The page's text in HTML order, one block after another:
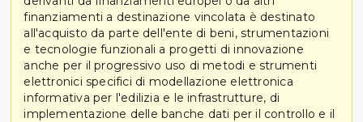
finanziamenti a destinazione vincolata è destinato
all'acquisto da parte dell'ente di beni, strumentazioni
e tecnologie funzionali a progetti di innovazione
anche per il progressivo uso di metodi e strumenti
elettronici specifici di modellazione elettronica
informativa per l'edilizia e le infrastrutture, di
implementazione delle banche dati per il controllo e il